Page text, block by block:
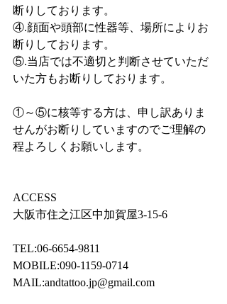
断りしております。
④.顔面や頭部に性器等、場所によりお
断りしております。
⑤.当店では不適切と判断させていただ
いた方もお断りしております。
①～⑤に核等する方は、申し訳ありま
せんがお断りしていますのでご理解の
程よろしくお願いします。
ACCESS
大阪市住之江区中加賀屋3-15-6
TEL:06-6654-9811
MOBILE:090-1159-0714
MAIL:andtattoo.jp@gmail.com